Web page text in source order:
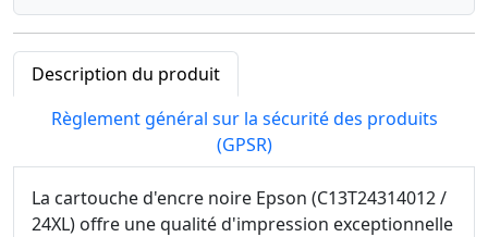
Description du produit
Règlement général sur la sécurité des produits
(GPSR)
La cartouche d'encre noire Epson (C13T24314012 /
24XL) offre une qualité d'impression exceptionnelle